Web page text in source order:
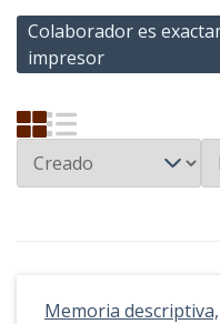
Colaborador es
impresor
Memoria descriptiva,